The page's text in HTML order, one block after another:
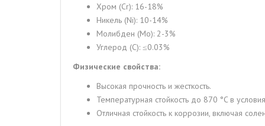
Хром (Cr): 16-18%
Никель (Ni): 10-14%
Молибден (Mo): 2-3%
Углерод (C): ≤0.03%
Физические свойства:
Высокая прочность и жесткость.
Температурная стойкость до 870 °C в
Отличная стойкость к коррозии, включая